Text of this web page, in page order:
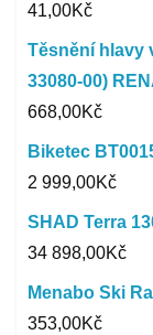
41,00Kč
Těsnění hlavy
33080-00)
668,00Kč
Biketec
2 999,00Kč
SHAD Terra
34 898,00Kč
Menabo Ski
353,00Kč